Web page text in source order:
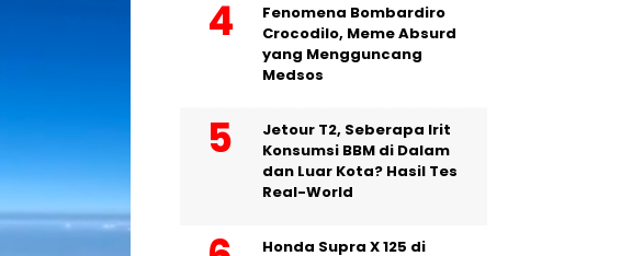
Fenomena Bombardiro
Crocodilo, Meme Absurd
yang Mengguncang
Medsos
Jetour T2, Seberapa Irit
Konsumsi BBM di Dalam
dan Luar Kota? Hasil Tes
Real-World
Honda Supra X 125 di